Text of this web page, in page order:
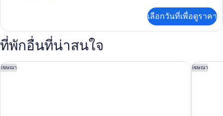
เกี่ยว
กับ
ห้อง
ทริปเปิล
เลือกวันที่เพื่อดูราคา
ที่พักอื่นที่น่าสนใจ
โฆษณา
โรงแรมเบลลาเวเนเซีย โฆษณา
ซาน วิโ